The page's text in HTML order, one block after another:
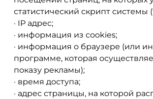
статистический скрипт системы
· IP адрес;
· информация из cookies;
· информация о браузере (или
программе, которая
показу рекламы);
· время доступа;
· адрес страницы, на которой